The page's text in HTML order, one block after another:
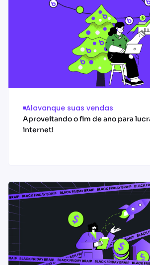
Alavanque suas vendas
Aproveitando o fim de ano para
internet!
Acessar conteúdo